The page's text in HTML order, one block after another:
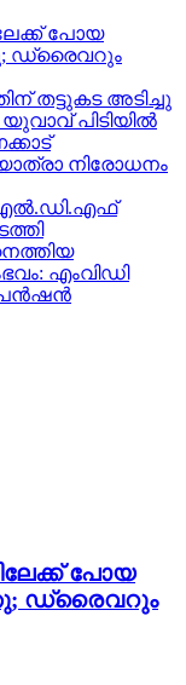
പോയ
ഡ്രൈവറും
തട്ടുകട അടിച്ചു
പിടിയിൽ
നിരോധനം
എൽ.ഡി.എഫ്
എംവിഡി
പോയ
ഡ്രൈവറും